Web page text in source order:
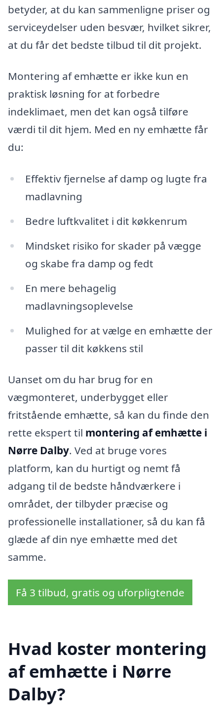
betyder, at du kan sammenligne priser og
serviceydelser uden besvær, hvilket sikrer,
at du får det bedste tilbud til dit projekt.
Montering af emhætte er ikke kun en
praktisk løsning for at forbedre
indeklimaet, men det kan også tilføre
værdi til dit hjem. Med en ny emhætte får
du:
Effektiv fjernelse af damp og lugte fra
madlavning
Bedre luftkvalitet i dit køkkenrum
Mindsket risiko for skader på vægge
og skabe fra damp og fedt
En mere behagelig
madlavningsoplevelse
Mulighed for at vælge en emhætte der
passer til dit køkkens stil
Uanset om du har brug for en
vægmonteret, underbygget eller
fritstående emhætte, så kan du finde den
rette ekspert til montering af emhætte i
Nørre Dalby. Ved at bruge vores
platform, kan du hurtigt og nemt få
adgang til de bedste håndværkere i
området, der tilbyder præcise og
professionelle installationer, så du kan få
glæde af din nye emhætte med det
samme.
Få 3 tilbud, gratis og uforpligtende
Hvad koster montering
af emhætte i Nørre
Dalby?